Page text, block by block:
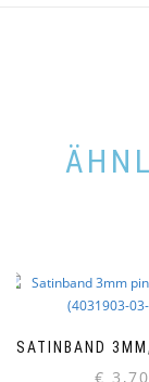
SATINBAND
€ 3,70